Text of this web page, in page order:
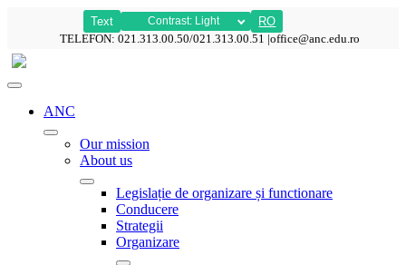
Text Contrast: Light
TELEFON: 021.313.00.50/021.313.00.51
ANC
Our mission
About us
Legislație de organizare și functionare
Conducere
Strategii
Organizare